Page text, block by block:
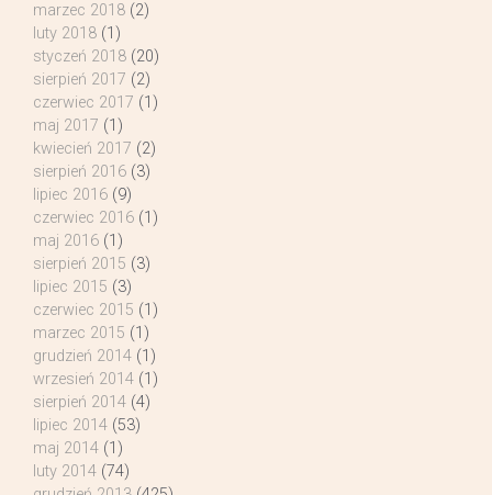
marzec 2018 (2)
luty 2018 (1)
styczeń 2018 (20)
sierpień 2017 (2)
czerwiec 2017 (1)
maj 2017 (1)
kwiecień 2017 (2)
sierpień 2016 (3)
lipiec 2016 (9)
czerwiec 2016 (1)
maj 2016 (1)
sierpień 2015 (3)
lipiec 2015 (3)
czerwiec 2015 (1)
marzec 2015 (1)
grudzień 2014 (1)
wrzesień 2014 (1)
sierpień 2014 (4)
lipiec 2014 (53)
maj 2014 (1)
luty 2014 (74)